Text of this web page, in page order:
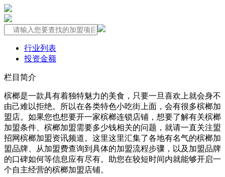
行业列表
投资金额
栏目简介
槟榔是一款具有着独特魅力的美食，只要一旦喜欢上就会身不
由己难以拒绝。所以在各类特色小吃街上面，会有很多槟榔加
盟店。如果您也想要开一家槟榔连锁店铺，想要了解有关槟榔
加盟条件、槟榔加盟需要多少钱相关的问题，就请一直关注盟
招网槟榔加盟资讯频道。这里这里汇集了各地有名气的槟榔加
盟品牌、从加盟费查询到具体的加盟流程步骤，以及加盟品牌
的口碑如何等信息应有尽有。助您在较短时间内就能够开启一
个自主经营的槟榔加盟店铺。